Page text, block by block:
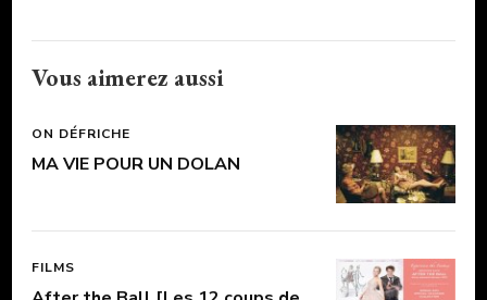
Vous aimerez aussi
ON DÉFRICHE
MA VIE POUR UN DOLAN
FILMS